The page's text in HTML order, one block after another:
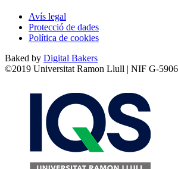
Avís legal
Protecció de dades
Política de cookies
Baked by Digital Bakers
©2019 Universitat Ramon Llull | NIF G-